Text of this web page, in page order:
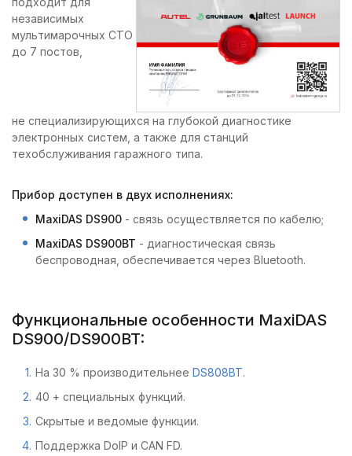
независимых
мультимарочных СТО
до 7 постов,
не специализирующихся на глубокой диагностике
электронных систем, а также для станций
техобслуживания гаражного типа.
Прибор доступен в двух исполнениях:
MaxiDAS DS900 - связь осуществляется по кабелю;
MaxiDAS DS900BT - диагностическая связь
беспроводная, обеспечивается через Bluetooth.
Функциональные особенности MaxiDAS
DS900/DS900BT:
На 30 % производительнее DS808BT.
40 + специальных функций.
Скрытые и ведомые функции.
Поддержка DoIP и CAN FD.